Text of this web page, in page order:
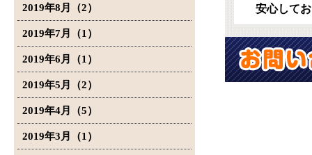
2019年8月（2）
2019年7月（1）
2019年6月（1）
2019年5月（2）
2019年4月（5）
2019年3月（1）
安心して